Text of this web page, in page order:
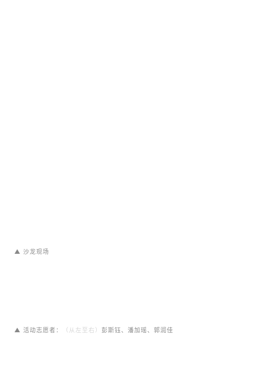
▲沙龙现场
▲ 活动志愿者： （从左至右）彭斯钰、潘加瑶、郭润佳